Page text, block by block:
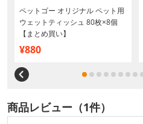
ペットゴー オリジナル ペット用
ウェットティッシュ 80枚×8個
【まとめ買い】
¥880
商品レビュー（1件）